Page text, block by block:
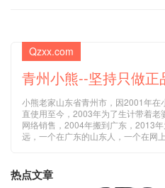
Qzxx.com
青州小熊--坚持只做正
小熊老家山东省青州市，因2001年
直使用至今，2003年为了生计带着
网络销售，2004年搬到广东，2013
远，一个在广东的山东人，一个在网
热点文章